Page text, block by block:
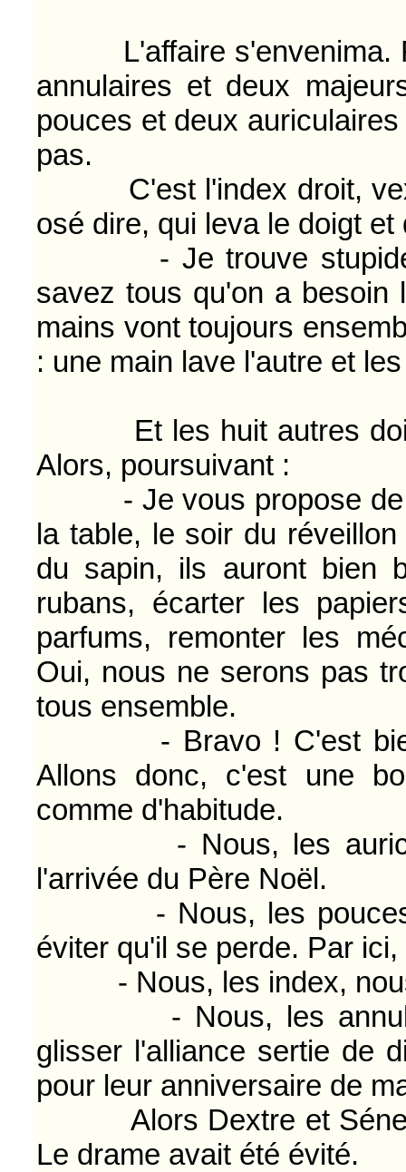
L'affaire s'envenima.
annulaires et deux
pouces et deux
pas.
C'est l'index droit, vexé
osé dire, qui leva le doigt
- Je trouve stupide
savez tous qu'on a
mains vont toujours
: une main lave l'autre et
Et les huit autres
Alors, poursuivant :
- Je vous propose de
la table, le soir du
du sapin, ils auront bien
rubans, écarter les
parfums, remonter les
Oui, nous ne serons pas
tous ensemble.
- Bravo ! C'est bien
Allons donc, c'est une
comme d'habitude.
- Nous, les
l'arrivée du Père Noël.
- Nous, les pouces,
éviter qu'il se perde. Par
- Nous, les index, nous
- Nous, les
glisser l'alliance sertie de
pour leur anniversaire de
Alors Dextre et
Le drame avait été évité.